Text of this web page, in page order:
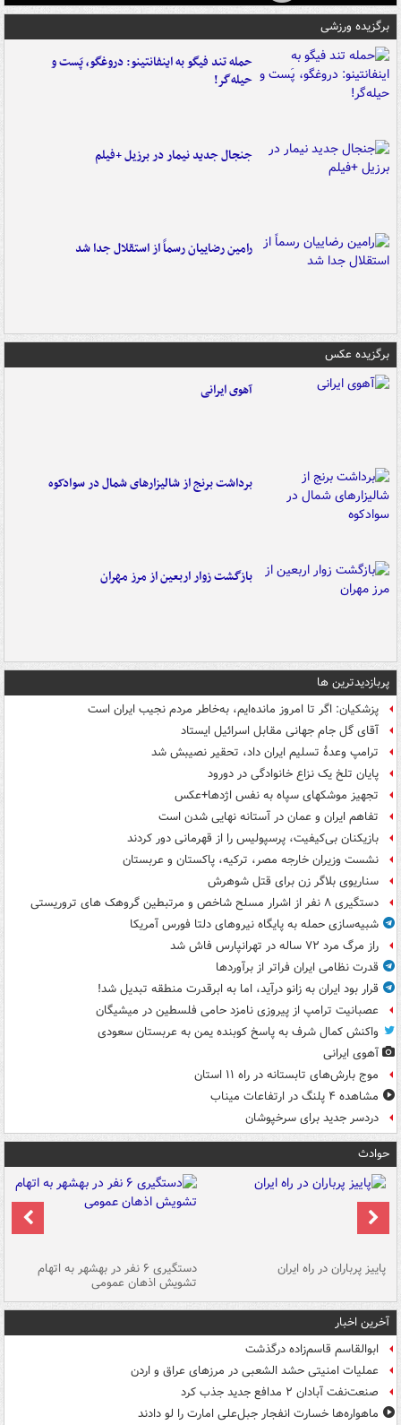
برگزیده ورزشی
حمله تند فیگو به اینفانتینو: دروغگو، پَست‌ و
حیله‌گر!
جنجال جدید نیمار در برزیل +فیلم
رامین رضاییان رسماً از استقلال جدا شد
برگزیده عکس
آهوی ایرانی
برداشت برنج از شالیزارهای شمال در سوادکوه
بازگشت زوار اربعین از مرز مهران
پربازدیدترین ها
پزشکیان: اگر تا امروز مانده‌ایم، به‌خاطر مردم نجیب ایران است
آقای گل جام جهانی مقابل اسرائیل ایستاد
ترامپ وعدۀ تسلیم ایران داد، تحقیر نصیبش شد
پایان تلخ یک نزاع خانوادگی در دورود
تجهیز موشکهای سپاه به نفس اژدها+عکس
تفاهم ایران و عمان در آستانه نهایی شدن است
بازیکنان بی‌کیفیت، پرسپولیس را از قهرمانی دور کردند
نشست وزیران خارجه مصر، ترکیه، پاکستان و عربستان
سناریوی بلاگر زن برای قتل شوهرش
دستگیری ۸ نفر از اشرار مسلح شاخص و مرتبطین گروهک های تروریستی
شبیه‌سازی حمله به پایگاه نیروهای دلتا فورس آمریکا
راز مرگ مرد ۷۲ ساله در تهرانپارس فاش شد
قدرت نظامی ایران فراتر از برآوردها
قرار بود ایران به زانو درآید، اما به ابرقدرت منطقه تبدیل شد!
عصبانیت ترامپ از پیروزی نامزد حامی فلسطین در میشیگان
واکنش کمال شرف به پاسخ کوبنده یمن به عربستان سعودی
آهوی ایرانی
موج بارش‌های تابستانه در راه ۱۱ استان
مشاهده ۴ پلنگ در ارتفاعات میناب
دردسر جدید برای سرخپوشان
حوادث
پاییز پرباران در راه ایران دستگیری ۶ نفر در بهشهر به اتهام
تشویش اذهان عمومی
آخرین اخبار
ابوالقاسم قاسم‌زاده درگذشت
عملیات امنیتی حشد الشعبی در مرزهای عراق و اردن
صنعت‌نفت آبادان ۲ مدافع جدید جذب کرد
ماهواره‌ها خسارت انفجار جبل‌علی امارت را لو دادند